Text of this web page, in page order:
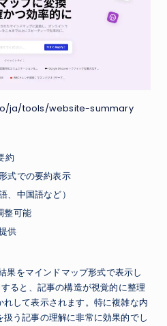
ja/tools/website-summary
約
式での要約表示
、中国語など）
整可能
供
をマインドマップ形式で表示し
ると、記事の構造が視覚的に整理
して表示されます。特に複雑な内
う記事の理解に非常に効果的でし